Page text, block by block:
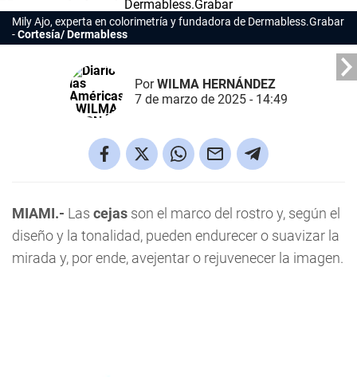
Mily Ajo, experta en colorimetría y fundadora de Dermabless.Grabar
Cortesía/ Dermabless
PorWILMA HERNÁNDEZ
7 de marzo de 2025 - 14:49
MIAMI.- Las cejas son el marco del rostro y, según el
diseño y la tonalidad, pueden endurecer o suavizar la
mirada y, por ende, avejentar o rejuvenecer la imagen.